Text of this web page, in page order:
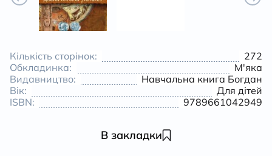
Кількість сторінок:
272
Обкладинка:
М'яка
Видавництво:
Навчальна книга Богдан
Вік:
Для дітей
ISBN:
9789661042949
В закладки